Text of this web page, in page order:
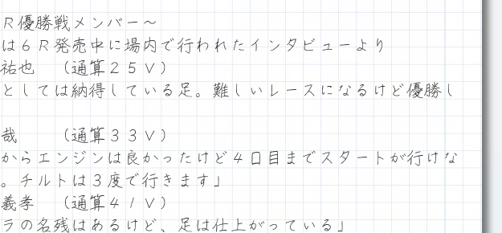
優勝戦メンバー～
６Ｒ発売中に場内で行われたインタビューより
也 （通算２５Ｖ）
としては納得している足。難しいレースになるけど優勝し
（通算３３Ｖ）
からエンジンは良かったけど４日目までスタートが行けな
チルトは３度で行きます」
孝 （通算４１Ｖ）
ラの名残はあるけど、足は仕上がっている」